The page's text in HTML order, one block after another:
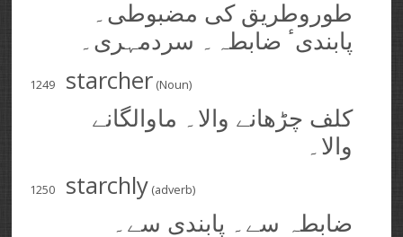
طوروطریق کی مضبوطی۔
پابندیٴ ضابطہ۔ سردمہری۔
1249 starcher (Noun)
کلف چڑھانے والا۔ ماوالگانے
والا۔
1250 starchly (adverb)
ضابطہ سے۔ پابندی سے۔